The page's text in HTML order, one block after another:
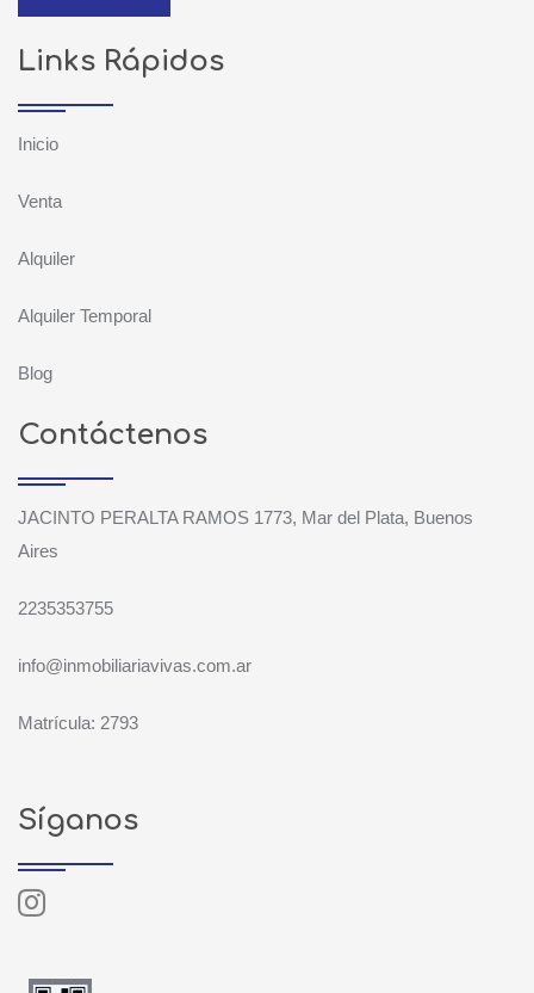
Links Rápidos
Inicio
Venta
Alquiler
Alquiler Temporal
Blog
Contáctenos
JACINTO PERALTA RAMOS 1773, Mar del Plata, Buenos
Aires
2235353755
info@inmobiliariavivas.com.ar
Matrícula: 2793
Síganos